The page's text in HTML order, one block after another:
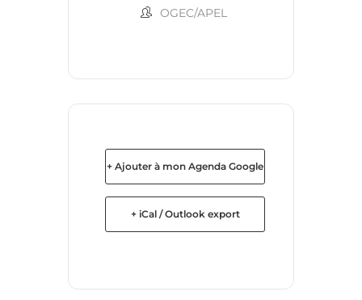
OGEC/APEL
+ Ajouter à mon Agenda Google
+ iCal / Outlook export